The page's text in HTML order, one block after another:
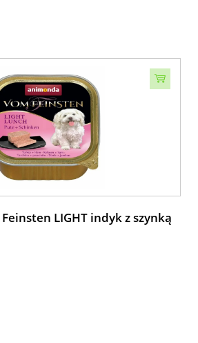
LIGHT indyk z szynką